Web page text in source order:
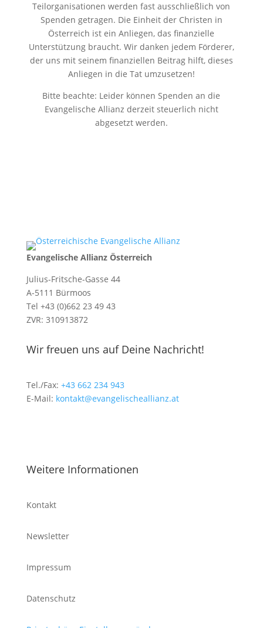
Teilorganisationen werden fast ausschließlich von
Spenden getragen. Die Einheit der Christen in
Österreich ist ein Anliegen, das finanzielle
Unterstützung braucht. Wir danken jedem Förderer,
der uns mit seinem finanziellen Beitrag hilft, dieses
Anliegen in die Tat umzusetzen!
Bitte beachte: Leider können Spenden an die
Evangelische Allianz derzeit steuerlich nicht
abgesetzt werden.
Evangelische Allianz Österreich
Julius-Fritsche-Gasse 44
A-5111 Bürmoos
Tel +43 (0)662 23 49 43
ZVR: 310913872
Wir freuen uns auf Deine Nachricht!
Tel./Fax: +43 662 234 943
E-Mail: kontakt@evangelischeallianz.at
Weitere Informationen
Kontakt
Newsletter
Impressum
Datenschutz